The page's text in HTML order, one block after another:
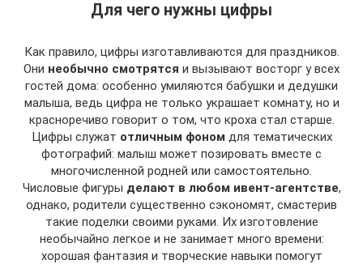
Для чего нужны цифры
Как правило, цифры изготавливаются для праздников.
Они необычно смотрятся и вызывают восторг у всех
гостей дома: особенно умиляются бабушки и дедушки
малыша, ведь цифра не только украшает комнату, но и
красноречиво говорит о том, что кроха стал старше.
Цифры служат отличным фоном для тематических
фотографий: малыш может позировать вместе с
многочисленной родней или самостоятельно.
Числовые фигуры делают в любом ивент-агентстве,
однако, родители существенно сэкономят, смастерив
такие поделки своими руками. Их изготовление
необычайно легкое и не занимает много времени:
хорошая фантазия и творческие навыки помогут